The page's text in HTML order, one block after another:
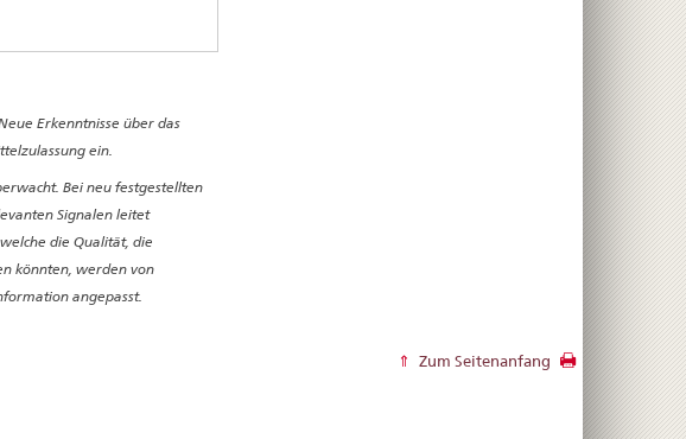
Erkenntnisse über das
ein.
Bei neu festgestellten
Signalen leitet
die Qualität, die
könnten, werden von
angepasst.
Zum Seitenanfang